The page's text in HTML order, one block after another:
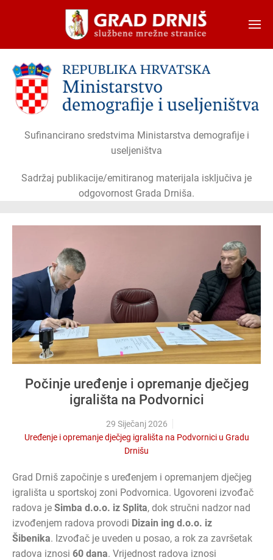
Skip to main content
Sufinancirano sredstvima Ministarstva demografije i
useljeništva
Sadržaj publikacije/emitiranog materijala isključiva je
odgovornost Grada Drniša.
Počinje uređenje i opremanje dječjeg
igrališta na Podvornici
29 Siječanj 2026
Uređenje i opremanje dječjeg igrališta na Podvornici u Gradu
Drnišu
Grad Drniš započinje s uređenjem i opremanjem dječjeg
igrališta u sportskoj zoni Podvornica. Ugovoreni izvođač
radova je Simba d.o.o. iz Splita, dok stručni nadzor nad
izvođenjem radova provodi Dizain ing d.o.o. iz
Šibenika. Izvođač je uveden u posao, a rok za završetak
radova iznosi 60 dana. Vrijednost radova iznosi